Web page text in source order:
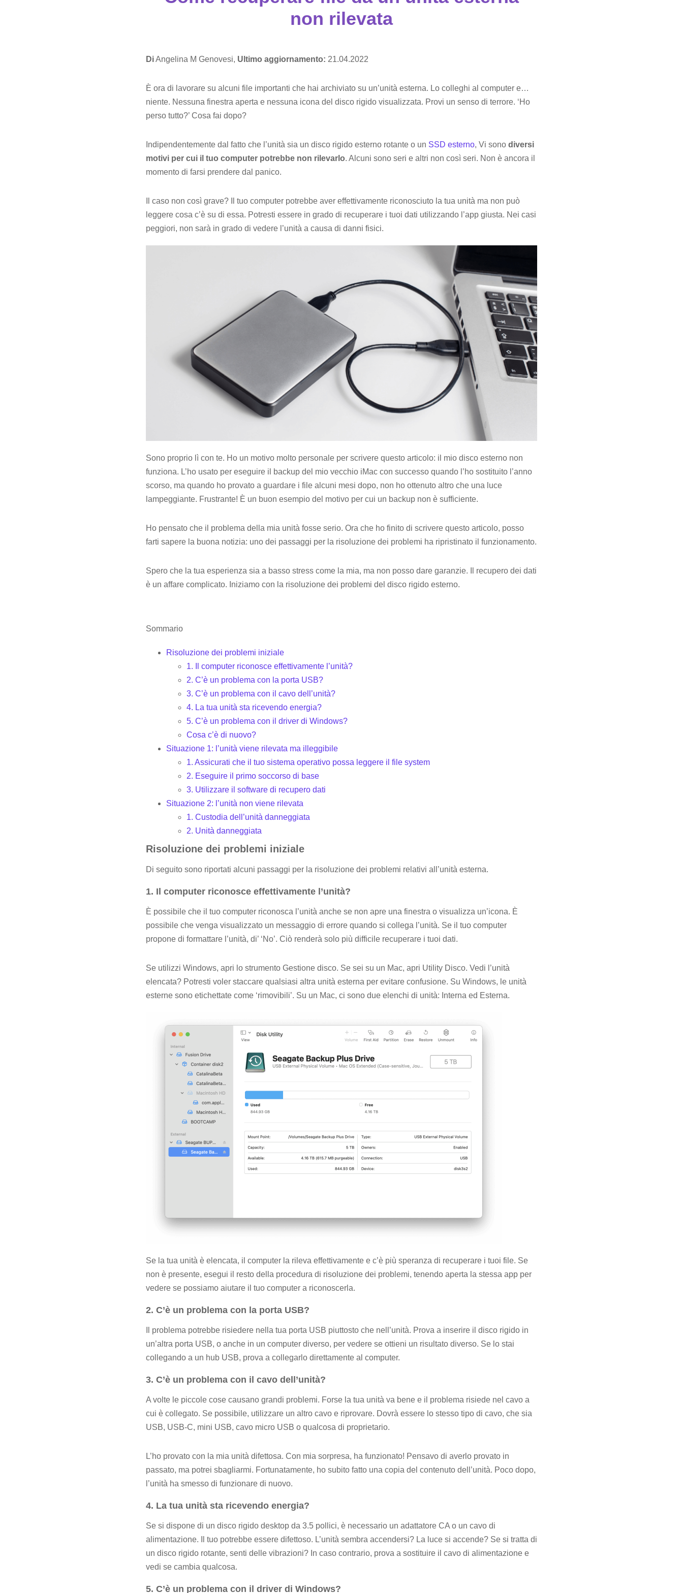
non rilevata
DiAngelina M Genovesi, Ultimo aggiornamento: 21.04.2022
È ora di lavorare su alcuni file importanti che hai archiviato su un’unità esterna. Lo colleghi al computer e…
niente. Nessuna finestra aperta e nessuna icona del disco rigido visualizzata. Provi un senso di terrore. ‘Ho
perso tutto?’ Cosa fai dopo?
Indipendentemente dal fatto che l’unità sia un disco rigido esterno rotante o un SSD esterno, Vi sono diversi
motivi per cui il tuo computer potrebbe non rilevarlo. Alcuni sono seri e altri non così seri. Non è ancora il
momento di farsi prendere dal panico.
Il caso non così grave? Il tuo computer potrebbe aver effettivamente riconosciuto la tua unità ma non può
leggere cosa c’è su di essa. Potresti essere in grado di recuperare i tuoi dati utilizzando l’app giusta. Nei casi
peggiori, non sarà in grado di vedere l’unità a causa di danni fisici.
Sono proprio lì con te. Ho un motivo molto personale per scrivere questo articolo: il mio disco esterno non
funziona. L’ho usato per eseguire il backup del mio vecchio iMac con successo quando l’ho sostituito l’anno
scorso, ma quando ho provato a guardare i file alcuni mesi dopo, non ho ottenuto altro che una luce
lampeggiante. Frustrante! È un buon esempio del motivo per cui un backup non è sufficiente.
Ho pensato che il problema della mia unità fosse serio. Ora che ho finito di scrivere questo articolo, posso
farti sapere la buona notizia: uno dei passaggi per la risoluzione dei problemi ha ripristinato il funzionamento.
Spero che la tua esperienza sia a basso stress come la mia, ma non posso dare garanzie. Il recupero dei dati
è un affare complicato. Iniziamo con la risoluzione dei problemi del disco rigido esterno.
Sommario
Risoluzione dei problemi iniziale
1. Il computer riconosce effettivamente l’unità?
2. C’è un problema con la porta USB?
3. C’è un problema con il cavo dell’unità?
4. La tua unità sta ricevendo energia?
5. C’è un problema con il driver di Windows?
Cosa c’è di nuovo?
Situazione 1: l’unità viene rilevata ma illeggibile
1. Assicurati che il tuo sistema operativo possa leggere il file system
2. Eseguire il primo soccorso di base
3. Utilizzare il software di recupero dati
Situazione 2: l’unità non viene rilevata
1. Custodia dell’unità danneggiata
2. Unità danneggiata
Risoluzione dei problemi iniziale
Di seguito sono riportati alcuni passaggi per la risoluzione dei problemi relativi all’unità esterna.
1. Il computer riconosce effettivamente l’unità?
È possibile che il tuo computer riconosca l’unità anche se non apre una finestra o visualizza un’icona. È
possibile che venga visualizzato un messaggio di errore quando si collega l’unità. Se il tuo computer
propone di formattare l’unità, di’ ‘No’. Ciò renderà solo più difficile recuperare i tuoi dati.
Se utilizzi Windows, apri lo strumento Gestione disco. Se sei su un Mac, apri Utility Disco. Vedi l’unità
elencata? Potresti voler staccare qualsiasi altra unità esterna per evitare confusione. Su Windows, le unità
esterne sono etichettate come ‘rimovibili’. Su un Mac, ci sono due elenchi di unità: Interna ed Esterna.
Se la tua unità è elencata, il computer la rileva effettivamente e c’è più speranza di recuperare i tuoi file. Se
non è presente, esegui il resto della procedura di risoluzione dei problemi, tenendo aperta la stessa app per
vedere se possiamo aiutare il tuo computer a riconoscerla.
2. C’è un problema con la porta USB?
Il problema potrebbe risiedere nella tua porta USB piuttosto che nell’unità. Prova a inserire il disco rigido in
un’altra porta USB, o anche in un computer diverso, per vedere se ottieni un risultato diverso. Se lo stai
collegando a un hub USB, prova a collegarlo direttamente al computer.
3. C’è un problema con il cavo dell’unità?
A volte le piccole cose causano grandi problemi. Forse la tua unità va bene e il problema risiede nel cavo a
cui è collegato. Se possibile, utilizzare un altro cavo e riprovare. Dovrà essere lo stesso tipo di cavo, che sia
USB, USB-C, mini USB, cavo micro USB o qualcosa di proprietario.
L’ho provato con la mia unità difettosa. Con mia sorpresa, ha funzionato! Pensavo di averlo provato in
passato, ma potrei sbagliarmi. Fortunatamente, ho subito fatto una copia del contenuto dell’unità. Poco dopo,
l’unità ha smesso di funzionare di nuovo.
4. La tua unità sta ricevendo energia?
Se si dispone di un disco rigido desktop da 3.5 pollici, è necessario un adattatore CA o un cavo di
alimentazione. Il tuo potrebbe essere difettoso. L’unità sembra accendersi? La luce si accende? Se si tratta di
un disco rigido rotante, senti delle vibrazioni? In caso contrario, prova a sostituire il cavo di alimentazione e
vedi se cambia qualcosa.
5. C’è un problema con il driver di Windows?